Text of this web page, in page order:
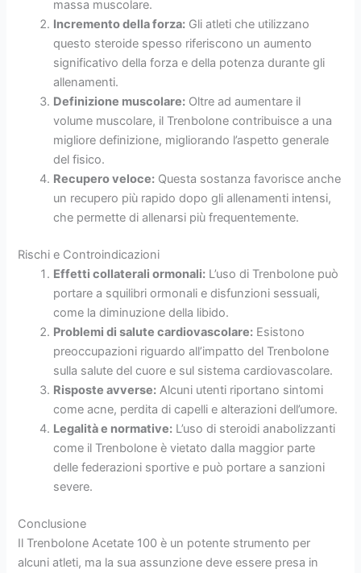
massa muscolare.
Incremento della forza: Gli atleti che utilizzano
questo steroide spesso riferiscono un aumento
significativo della forza e della potenza durante gli
allenamenti.
Definizione muscolare: Oltre ad aumentare il
volume muscolare, il Trenbolone contribuisce a una
migliore definizione, migliorando l’aspetto generale
del fisico.
Recupero veloce: Questa sostanza favorisce anche
un recupero più rapido dopo gli allenamenti intensi,
che permette di allenarsi più frequentemente.
Rischi e Controindicazioni
Effetti collaterali ormonali: L’uso di Trenbolone può
portare a squilibri ormonali e disfunzioni sessuali,
come la diminuzione della libido.
Problemi di salute cardiovascolare: Esistono
preoccupazioni riguardo all’impatto del Trenbolone
sulla salute del cuore e sul sistema cardiovascolare.
Risposte avverse: Alcuni utenti riportano sintomi
come acne, perdita di capelli e alterazioni dell’umore.
Legalità e normative: L’uso di steroidi anabolizzanti
come il Trenbolone è vietato dalla maggior parte
delle federazioni sportive e può portare a sanzioni
severe.
Conclusione
Il Trenbolone Acetate 100 è un potente strumento per
alcuni atleti, ma la sua assunzione deve essere presa in